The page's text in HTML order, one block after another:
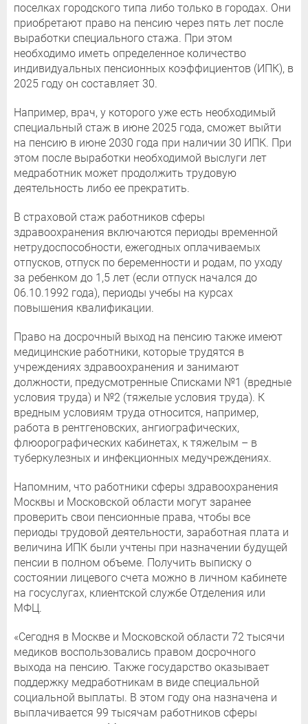
поселках городского типа либо только в городах. Они
приобретают право на пенсию через пять лет после
выработки специального стажа. При этом
необходимо иметь определенное количество
индивидуальных пенсионных коэффициентов (ИПК), в
2025 году он составляет 30.
Например, врач, у которого уже есть необходимый
специальный стаж в июне 2025 года, сможет выйти
на пенсию в июне 2030 года при наличии 30 ИПК. При
этом после выработки необходимой выслуги лет
медработник может продолжить трудовую
деятельность либо ее прекратить.
В страховой стаж работников сферы
здравоохранения включаются периоды временной
нетрудоспособности, ежегодных оплачиваемых
отпусков, отпуск по беременности и родам, по уходу
за ребенком до 1,5 лет (если отпуск начался до
06.10.1992 года), периоды учебы на курсах
повышения квалификации.
Право на досрочный выход на пенсию также имеют
медицинские работники, которые трудятся в
учреждениях здравоохранения и занимают
должности, предусмотренные Списками №1 (вредные
условия труда) и №2 (тяжелые условия труда). К
вредным условиям труда относится, например,
работа в рентгеновских, ангиографических,
флюорографических кабинетах, к тяжелым – в
туберкулезных и инфекционных медучреждениях.
Напомним, что работники сферы здравоохранения
Москвы и Московской области могут заранее
проверить свои пенсионные права, чтобы все
периоды трудовой деятельности, заработная плата и
величина ИПК были учтены при назначении будущей
пенсии в полном объеме. Получить выписку о
состоянии лицевого счета можно в личном кабинете
на госуслугах, клиентской службе Отделения или
МФЦ.
«Сегодня в Москве и Московской области 72 тысячи
медиков воспользовались правом досрочного
выхода на пенсию. Также государство оказывает
поддержку медработникам в виде специальной
социальной выплаты. В этом году она назначена и
выплачивается 99 тысячам работников сферы